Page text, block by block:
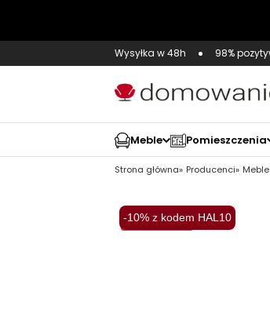
Wysyłka w 48h 98%
Meble Pomieszczenia
Strona główna Producenci
-10% z kodem HAL10
Wysyłka 48H